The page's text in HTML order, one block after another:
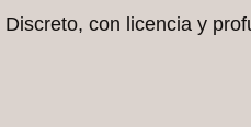
Discreto, con licencia y